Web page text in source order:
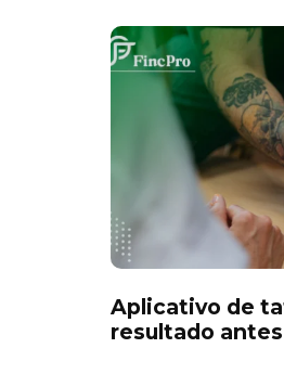
Aplicativo de
resultado